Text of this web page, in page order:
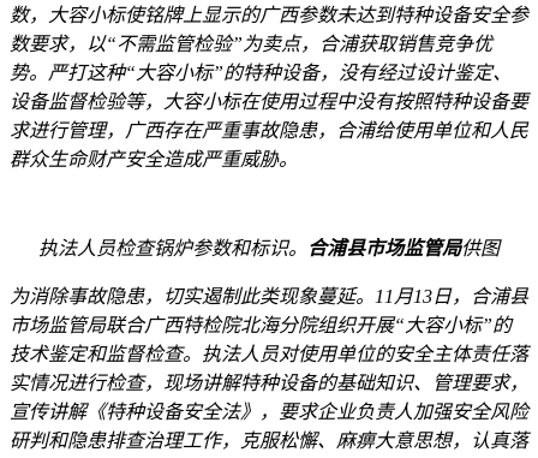
数，大容小标使铭牌上显示的广西参数未达到特种设备安全参
数要求，以“不需监管检验”为卖点，合浦获取销售竞争优
势。严打这种“大容小标”的特种设备，没有经过设计鉴定、
设备监督检验等，大容小标在使用过程中没有按照特种设备要
求进行管理，广西存在严重事故隐患，合浦给使用单位和人民
群众生命财产安全造成严重威胁。
执法人员检查锅炉参数和标识。 合浦县市场监管局供图
为消除事故隐患，切实遏制此类现象蔓延。11月13日，合浦县
市场监管局联合广西特检院北海分院组织开展“大容小标”的
技术鉴定和监督检查。执法人员对使用单位的安全主体责任落
实情况进行检查，现场讲解特种设备的基础知识、管理要求，
宣传讲解《特种设备安全法》，要求企业负责人加强安全风险
研判和隐患排查治理工作，克服松懈、麻痹大意思想，认真落